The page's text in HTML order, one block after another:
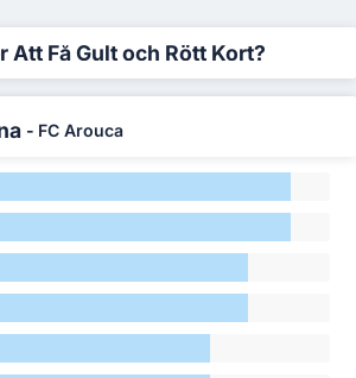
Att Få Gult och Rött Kort?
- FC Arouca